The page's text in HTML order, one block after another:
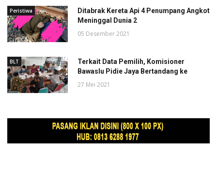
Peristiwa
Ditabrak Kereta Api 4 Penumpang Angkot
Meninggal Dunia 2
05 Desember 2021
BLT
Terkait Data Pemilih, Komisioner
Bawaslu Pidie Jaya Bertandang ke
27 Mei 2021